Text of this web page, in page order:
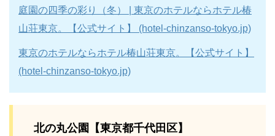
庭園の四季の彩り（冬） | 東京のホテルならホテル椿
山荘東京。【公式サイト】 (hotel-chinzanso-tokyo.jp)
東京のホテルならホテル椿山荘東京。【公式サイト】
(hotel-chinzanso-tokyo.jp)
北の丸公園【東京都千代田区】